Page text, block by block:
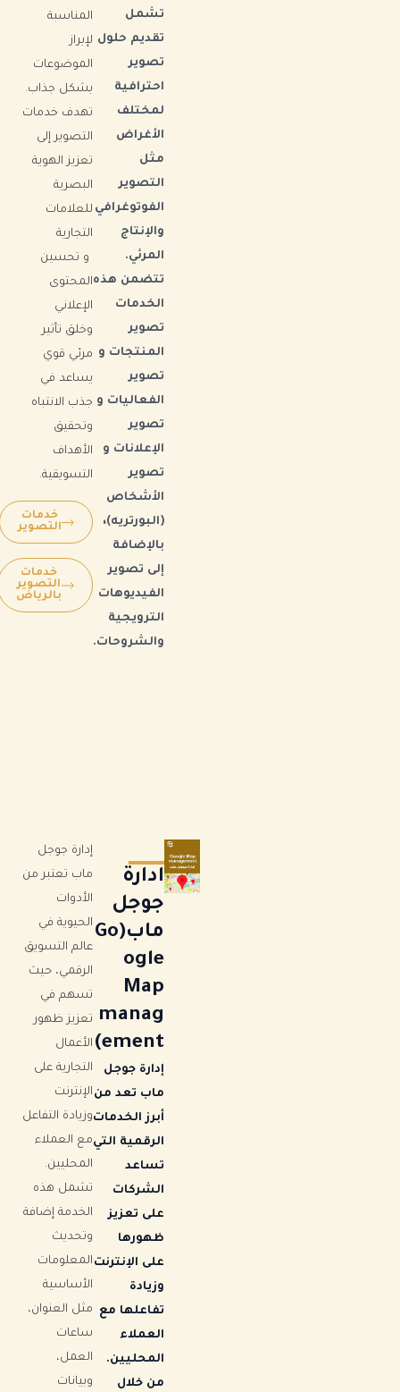
تشمل
تقديم حلول
تصوير
احترافية
لمختلف
الأغراض
مثل
التصوير
الفوتوغرافي
والإنتاج
المرئي.
تتضمن هذه
الخدمات
تصوير
المنتجات و
تصوير
الفعاليات و
تصوير
الإعلانات و
تصوير
الأشخاص
(البورتريه)،
بالإضافة
إلى تصوير
الفيديوهات
الترويجية
والشروحات.
المناسبة
لإبراز
الموضوعات
بشكل جذاب.
تهدف خدمات
التصوير إلى
تعزيز الهوية
البصرية
للعلامات
التجارية
تحسين
المحتوى
الإعلاني
وخلق تأثير
مرئي قوي
يساعد في
جذب الانتباه
وتحقيق
الأهداف
التسويقية.
خدمات
التصوير
خدمات
التصوير
بالرياض
ادارة
جوجل
ماب(Go
ogle
Map
manag
ement)
إدارة جوجل
ماب تعد من
أبرز الخدمات
الرقمية التي
تساعد
الشركات
على تعزيز
ظهورها
على الإنترنت
وزيادة
تفاعلها مع
العملاء
المحليين.
من خلال
إدارة جوجل
ماب تعتبر من
الأدوات
الحيوية في
عالم التسويق
الرقمي، حيث
تسهم في
تعزيز ظهور
الأعمال
التجارية على
الإنترنت
وزيادة التفاعل
مع العملاء
المحليين.
تشمل هذه
الخدمة إضافة
وتحديث
المعلومات
الأساسية
مثل العنوان،
ساعات
العمل،
وبيانات